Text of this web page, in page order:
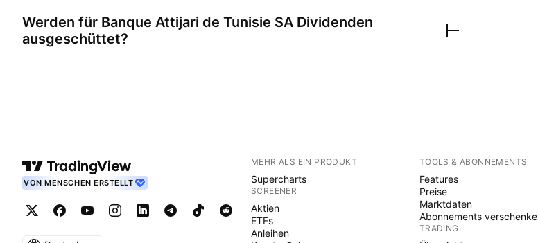
Werden für Banque Attijari de Tunisie SA Dividenden
ausgeschüttet?
VON MENSCHEN ERSTELLT
MEHR ALS EIN PRODUKT
Supercharts
SCREENER
Aktien
ETFs
Anleihen
TOOLS & ABONNEMENTS
Features
Preise
Marktdaten
Abonnements
TRADING